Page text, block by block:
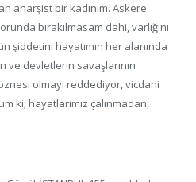
anarşist bir kadınım. Askere
bırakılmasam dahi, varlığını
şiddetini hayatımın her alanında
ve devletlerin savaşlarının
olmayı reddediyor, vicdani
ki; hayatlarımız çalınmadan,